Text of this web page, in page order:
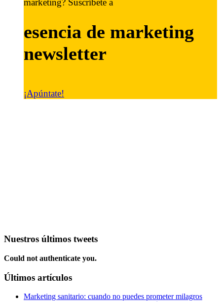
marketing? Suscríbete a
esencia de marketing
newsletter
¡Apúntate!
Nuestros últimos tweets
Could not authenticate you.
Últimos artículos
Marketing sanitario: cuando no puedes prometer milagros